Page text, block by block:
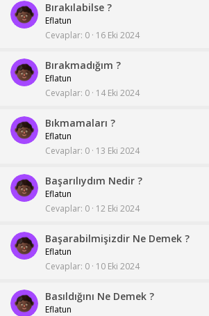
Bırakılabilse ?
Eflatun
Cevaplar 0 16 Eki 2024
Bırakmadığım ?
Eflatun
Cevaplar 0 14 Eki 2024
Bıkmamaları ?
Eflatun
Cevaplar 0 13 Eki 2024
Başarılıydım Nedir ?
Eflatun
Cevaplar 0 12 Eki 2024
Başarabilmişizdir Ne Demek ?
Eflatun
Cevaplar 0 10 Eki 2024
Basıldığını Ne Demek ?
Eflatun